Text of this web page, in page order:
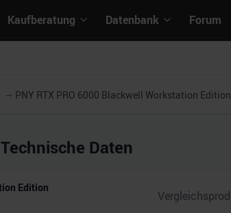
Kaufberatung Datenbank Forum
PNY RTX PRO 6000 Blackwell Workstation Edition
Daten
Edition